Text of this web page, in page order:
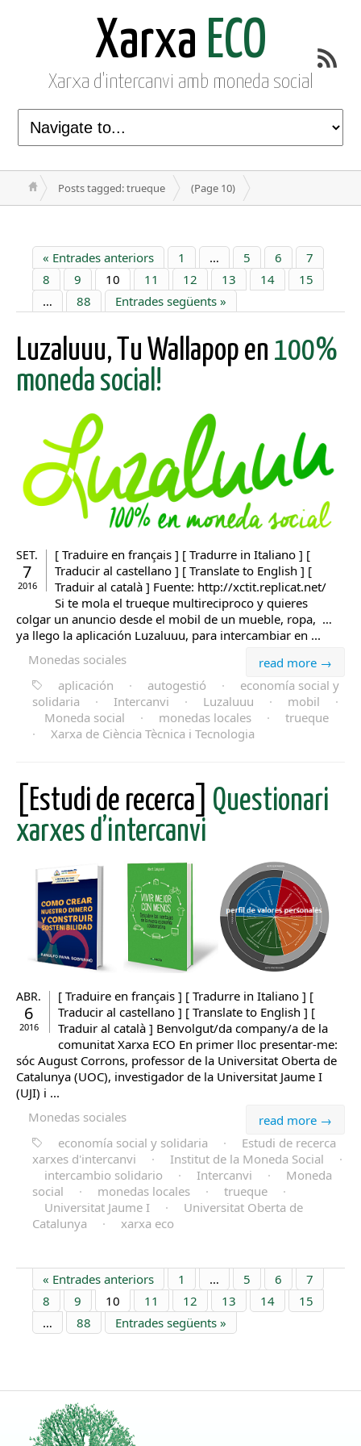
Xarxa ECO
Xarxa d'intercanvi amb moneda social
Posts tagged: trueque (Page 10)
« Entrades anteriors 1 … 5 6
7
8
9 10 11 12 13 14
15
…
88 Entrades següents »
Luzaluuu, Tu Wallapop en 100%
moneda social!
SET.
7
2016
[ Traduire en français ] [ Tradurre in Italiano ] [
Traducir al castellano ] [ Translate to English ] [
Traduir al català ] Fuente: http://xctit.replicat.net/
Si te mola el trueque multireciproco y quieres
colgar un anuncio desde el mobil de un mueble, ropa, …
ya llego la aplicación Luzaluuu, para intercambiar en ...
read more →
Monedas sociales
aplicación
· autogestió ·
economía social y
solidaria
· Intercanvi · Luzaluuu · mobil
·
Moneda social
· monedas locales ·
trueque
·
Xarxa de Ciència Tècnica i Tecnologia
[Estudi de recerca] Questionari
xarxes d’intercanvi
ABR.
6
2016
[ Traduire en français ] [ Tradurre in Italiano ] [
Traducir al castellano ] [ Translate to English ] [
Traduir al català ] Benvolgut/da company/a de la
comunitat Xarxa ECO En primer lloc presentar-me:
sóc August Corrons, professor de la Universitat Oberta de
Catalunya (UOC), investigador de la Universitat Jaume I
(UJI) i ...
read more →
Monedas sociales
economía social y solidaria
·
Estudi de recerca
xarxes d'intercanvi
· Institut de la Moneda Social
·
intercambio solidario
· Intercanvi ·
Moneda
social
· monedas locales · trueque
·
Universitat Jaume I
·
Universitat Oberta de
Catalunya
· xarxa eco
« Entrades anteriors 1 … 5 6
7
8
9 10 11 12 13 14
15
…
88 Entrades següents »